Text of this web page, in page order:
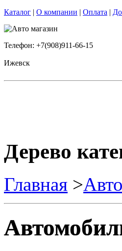
Каталог | О компании | Оплата |
Телефон: +7(908)911-66-15
Ижевск
Дерево
Главная >